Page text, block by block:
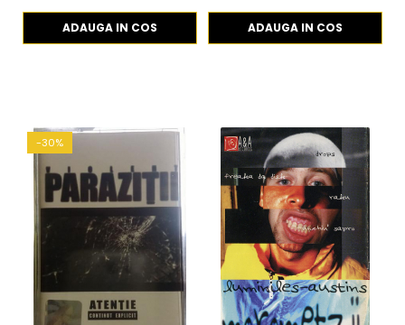
ADAUGA IN COS ADAUGA IN COS
-30%